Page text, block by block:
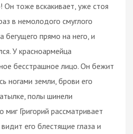
Он тоже вскакивает, уже стоя
в немолодого смуглого
бегущего прямо на него, и
У красноармейца
бесстрашное лицо. Он бежит
ногами земли, брови его
полы шинели
Григорий рассматривает
его блестящие глаза и